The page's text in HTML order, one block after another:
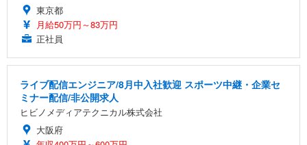
東京都
月給50万円～83万円
正社員
ライブ配信エンジニア/8月中入社歓迎 スポーツ中継・企業セ
ミナー配信/非公開求人
ヒビノメディアテクニカル株式会社
大阪府